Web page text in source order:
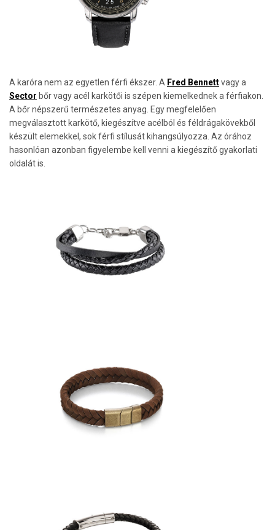
A karóra nem az egyetlen férfi ékszer. A Fred Bennettvagy a
Sector bőr vagy acél karkötői is szépen kiemelkednek a férfiakon.
A bőr népszerű természetes anyag. Egy megfelelően
megválasztott karkötő, kiegészítve acélból és féldrágakövekből
készült elemekkel, sok férfi stílusát kihangsúlyozza. Az órához
hasonlóan azonban figyelembe kell venni a kiegészítő gyakorlati
oldalát is.